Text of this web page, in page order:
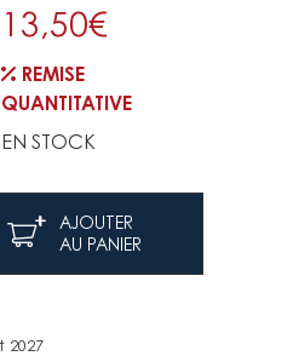
13,50€
REMISE
QUANTITATIVE
EN STOCK
AJOUTER
AU PANIER
2027